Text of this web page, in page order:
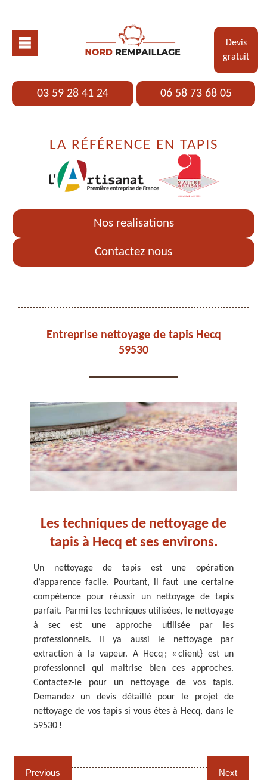
Devis
gratuit
03 59 28 41 24 06 58 73 68 05
LA RÉFÉRENCE EN TAPIS
Nos realisations
Contactez nous
ARTISAN DEZITTER, REMPAILLAGE -
CANNAGE - RECOLLAGE, 59 NORD
Rempaillage fauteuil,
chaises et sièges 59
Cannage fauteuil, chaises
et sièges 59
Entreprise nettoyage de tapis Hecq
59530
Previous
de
un
et
devis
!
n’en
Les techniques de nettoyage de
tapis à Hecq et ses environs.
Un nettoyage de tapis est une opération
d’apparence facile. Pourtant, il faut une certaine
compétence pour réussir un nettoyage de tapis
parfait. Parmi les techniques utilisées, le nettoyage
à sec est une approche utilisée par les
professionnels. Il ya aussi le nettoyage par
extraction à la vapeur. A Hecq ; « client} est un
professionnel qui maitrise bien ces approches.
Contactez-le pour un nettoyage de vos tapis.
Demandez un devis détaillé pour le projet de
nettoyage de vos tapis si vous êtes à Hecq, dans le
59530 !
Les
qui
les
des
tapis
vous
vous
Next